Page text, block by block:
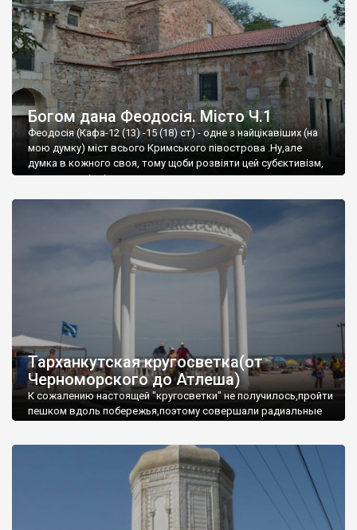
Богом дана Феодосія. Місто Ч.1
Феодосія (Кафа-12 (13) -15 (18) ст) - одне з найцікавіших (на
мою думку) міст всього Кримського півострова .Ну,але
думка в кожного своя, тому щоби розвіяти цей субєктивізм,
запрошую відвідати це
Тарханкутская кругосветка(от
Черноморского до Атлеша)
К сожалению настоящей "кругосветки" не получилось,пройти
пешком вдоль побережья,поэтому совершали радиальные